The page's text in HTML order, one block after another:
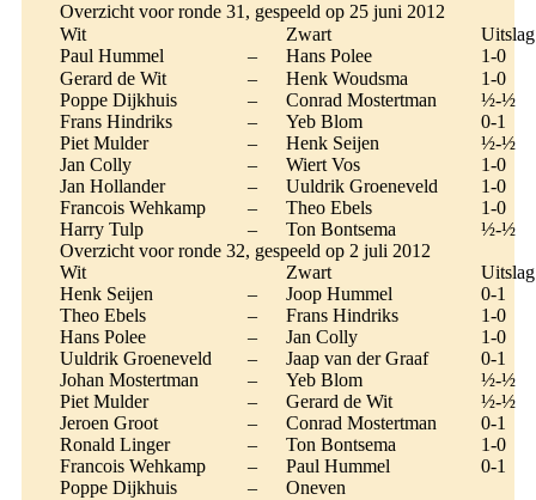
Overzicht voor ronde 31, gespeeld op 25 juni 2012
Wit
Zwart
Uitslag
Paul Hummel
– Hans Polee
1-0
Gerard de Wit
– Henk Woudsma
1-0
Poppe Dijkhuis
– Conrad Mostertman
½-½
Frans Hindriks
– Yeb Blom
0-1
Piet Mulder
– Henk Seijen
½-½
Jan Colly
– Wiert Vos
1-0
Jan Hollander
– Uuldrik Groeneveld
1-0
Francois Wehkamp
– Theo Ebels
1-0
Harry Tulp
– Ton Bontsema
½-½
Overzicht voor ronde 32, gespeeld op 2 juli 2012
Wit
Zwart
Uitslag
Henk Seijen
– Joop Hummel
0-1
Theo Ebels
– Frans Hindriks
1-0
Hans Polee
– Jan Colly
1-0
Uuldrik Groeneveld
– Jaap van der Graaf
0-1
Johan Mostertman
– Yeb Blom
½-½
Piet Mulder
– Gerard de Wit
½-½
Jeroen Groot
– Conrad Mostertman
0-1
Ronald Linger
– Ton Bontsema
1-0
Francois Wehkamp
– Paul Hummel
0-1
Poppe Dijkhuis
– Oneven